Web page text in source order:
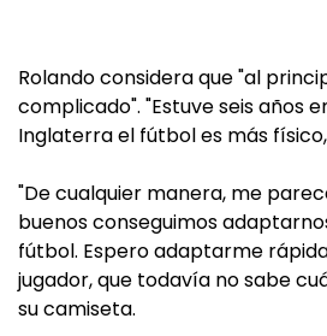
Rolando considera que "al
complicado". "Estuve seis años
Inglaterra el fútbol es más
"De cualquier manera, me
buenos conseguimos
fútbol. Espero adaptarme
jugador, que todavía no sabe
su camiseta.